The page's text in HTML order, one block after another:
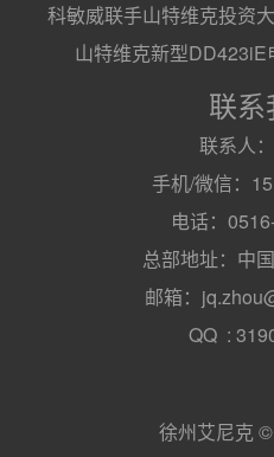
科敏威联手山特维克投资
山特维克新型
联系
联系人
手机/微信：
电话：
总部地址：中
邮箱：
QQ :
徐州艾尼克